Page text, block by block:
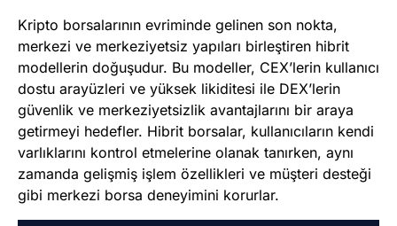
Kripto borsalarının evriminde gelinen son nokta,
merkezi ve merkeziyetsiz yapıları birleştiren hibrit
modellerin doğuşudur. Bu modeller, CEX’lerin kullanıcı
dostu arayüzleri ve yüksek likiditesi ile DEX’lerin
güvenlik ve merkeziyetsizlik avantajlarını bir araya
getirmeyi hedefler. Hibrit borsalar, kullanıcıların kendi
varlıklarını kontrol etmelerine olanak tanırken, aynı
zamanda gelişmiş işlem özellikleri ve müşteri desteği
gibi merkezi borsa deneyimini korurlar.